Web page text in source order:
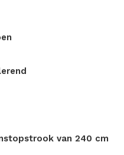
van 240 cm